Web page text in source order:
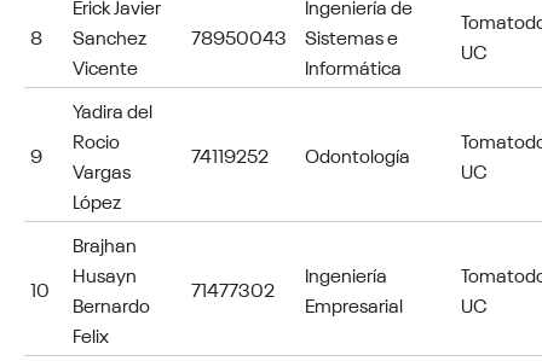
8
Sanchez
Vicente
78950043
Sistemas e
Informática
UC
9
Yadira del
Rocio
Vargas
López
74119252 Odontología
UC
10
Brajhan
Husayn
Bernardo
Felix
71477302
Ingeniería
Empresarial
UC